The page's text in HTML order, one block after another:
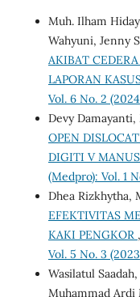
Muh. Ilham
Wahyuni, Jenny
AKIBAT
LAPORAN
Vol. 6 No. 2
Devy
OPEN
DIGITI V
(Medpro): Vol. 1
Dhea Rizkhytha,
EFEKTIVITAS
KAKI PENGKOR ,
Vol. 5 No. 3
Wasilatul
Muhammad Ardi